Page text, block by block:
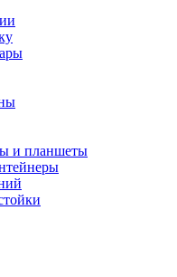
и планшеты